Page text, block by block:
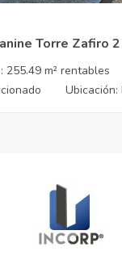
Torre Zafiro 2
255.49 m² rentables
Ubicación: